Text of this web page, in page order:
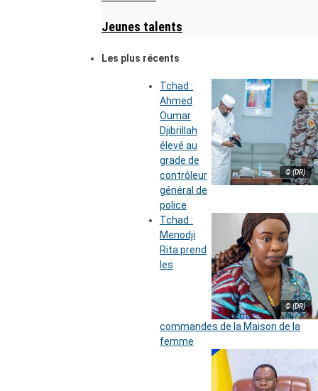
Jeunes talents
Les plus récents
© (DR)
Tchad :
Ahmed
Oumar
Djibrillah
élevé au
grade de
contrôleur
général de
police
© (DR)
Tchad :
Menodji
Rita prend
les
commandes de la Maison de la
femme